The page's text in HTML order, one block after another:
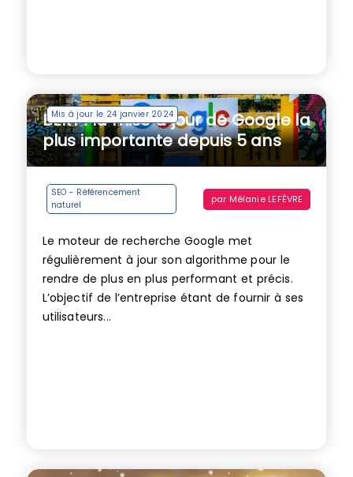
Mis à jour le 24 janvier 2024
BERT : la mise à jour de Google la
plus importante depuis 5 ans
SEO - Référencement
naturel
par Mélanie LEFÈVRE
Le moteur de recherche Google met
régulièrement à jour son algorithme pour le
rendre de plus en plus performant et précis.
L’objectif de l’entreprise étant de fournir à ses
utilisateurs...